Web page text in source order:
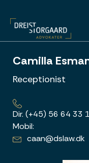
Camilla
Receptionist
Dir. (+45) 56 64 33
Mobil:
caan@dslaw.dk